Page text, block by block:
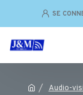
SE
Audio-